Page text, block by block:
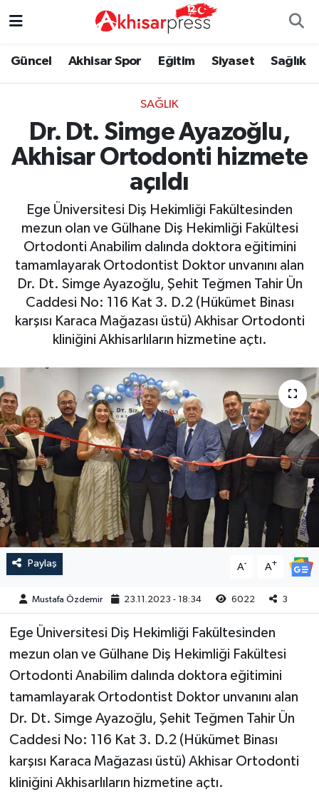
Güncel Akhisar Spor Eğitim Siyaset Sağlık
SAĞLIK
Dr. Dt. Simge Ayazoğlu,
Akhisar Ortodonti hizmete
açıldı
Ege Üniversitesi Diş Hekimliği Fakültesinden
mezun olan ve Gülhane Diş Hekimliği Fakültesi
Ortodonti Anabilim dalında doktora eğitimini
tamamlayarak Ortodontist Doktor unvanını alan
Dr. Dt. Simge Ayazoğlu, Şehit Teğmen Tahir Ün
Caddesi No: 116 Kat 3. D.2 (Hükümet Binası
karşısı Karaca Mağazası üstü) Akhisar Ortodonti
kliniğini Akhisarlıların hizmetine açtı.
Paylaş A- A+
Mustafa Özdemir 23.11.2023 - 18:34 6022 3
Ege Üniversitesi Diş Hekimliği Fakültesinden
mezun olan ve Gülhane Diş Hekimliği Fakültesi
Ortodonti Anabilim dalında doktora eğitimini
tamamlayarak Ortodontist Doktor unvanını alan
Dr. Dt. Simge Ayazoğlu, Şehit Teğmen Tahir Ün
Caddesi No: 116 Kat 3. D.2 (Hükümet Binası
karşısı Karaca Mağazası üstü) Akhisar Ortodonti
kliniğini Akhisarlıların hizmetine açtı.
Güncel
Eğitim
Siyaset
Sağlık
Ekonomi
Tarım-Gıda
Kültür-Sanat
Magazin
Duyurular
Magazin
Duyurular
Tarım-Gıda
Sektörel
Röportaj
Dünya
Yaşam
Kadın
Yerel Haber
Akhisar Emlak
Ülke
Etiketler
Güncel
Siyaset
Akhisar Spor
Sağlık
Ekonomi
Magazin
Kültür-Sanat
Duyurular
Tarım-Gıda
Sektörel
Röportaj
Dünya
Yaşam
Kadın
Teknoloji
Yerel Haber
Akhisar Emlak
Etiketler
Manisa Nöbetçi Eczaneler
Manisa Namaz Vakitleri
Manisa Trafik Yoğunluk Haritası
Süper Lig Puan Durumu ve Fikstür
Tüm Manşetler
Son Dakika Haberleri
Haber Arşivi